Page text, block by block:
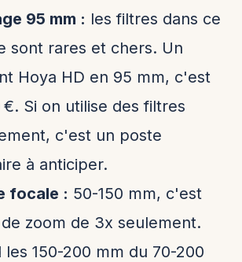
95 mm : les filtres dans ce
sont rares et chers. Un
Hoya HD en 95 mm, c'est
€. Si on utilise des filtres
c'est un poste
à anticiper.
focale : 50-150 mm, c'est
zoom de 3x seulement.
les 150-200 mm du 70-200